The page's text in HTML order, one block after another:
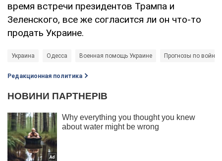
время встречи президентов Трампа и
Зеленского, все же согласится ли он что-то
продать Украине.
Украина Одесса Военная помощь Украине Прогнозы по войне
Редакционная политика